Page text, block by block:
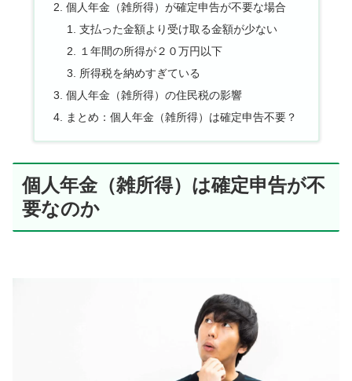
個人年金（雑所得）が確定申告が不要な場合
支払った金額より受け取る金額が少ない
１年間の所得が２０万円以下
所得税を納めすぎている
個人年金（雑所得）の住民税の影響
まとめ：個人年金（雑所得）は確定申告不要？
個人年金（雑所得）は確定申告が不
要なのか